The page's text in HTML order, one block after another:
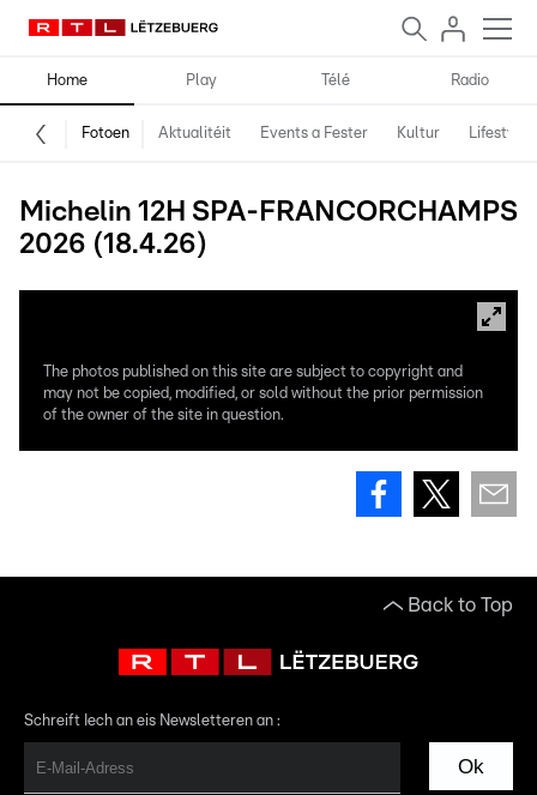
Home Play Télé Radio
Fotoen Aktualitéit Events a Fester Kultur Lifestyle
Michelin 12H SPA-FRANCORCHAMPS
2026 (18.4.26)
The photos published on this site are subject to copyright and
may not be copied, modified, or sold without the prior permission
of the owner of the site in question.
Back to Top
Schreift Iech an eis Newsletteren an :
Ok